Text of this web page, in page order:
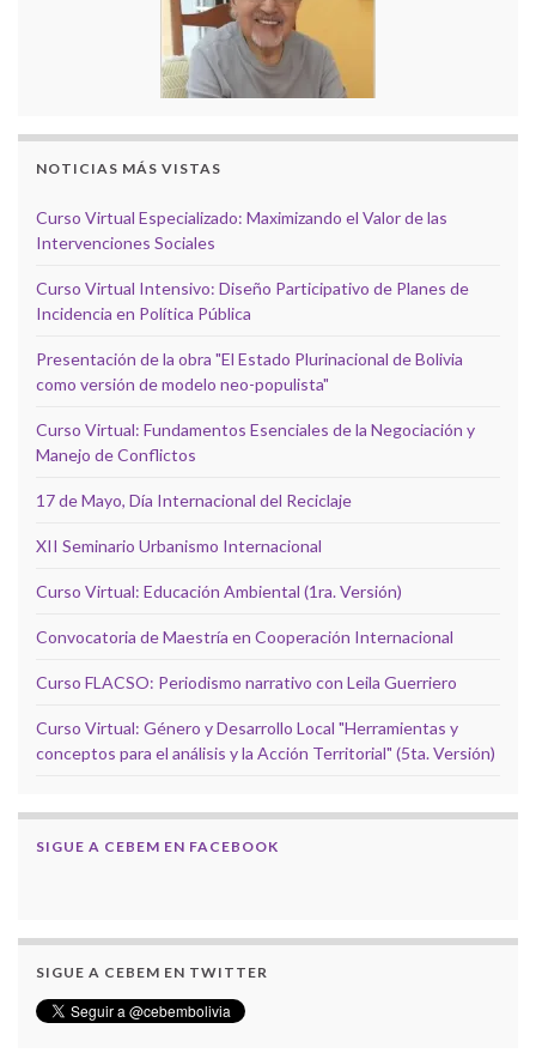
NOTICIAS MÁS VISTAS
Curso Virtual Especializado: Maximizando el Valor de las
Intervenciones Sociales
Curso Virtual Intensivo: Diseño Participativo de Planes de
Incidencia en Política Pública
Presentación de la obra "El Estado Plurinacional de Bolivia
como versión de modelo neo-populista"
Curso Virtual: Fundamentos Esenciales de la Negociación y
Manejo de Conflictos
17 de Mayo, Día Internacional del Reciclaje
XII Seminario Urbanismo Internacional
Curso Virtual: Educación Ambiental (1ra. Versión)
Convocatoria de Maestría en Cooperación Internacional
Curso FLACSO: Periodismo narrativo con Leila Guerriero
Curso Virtual: Género y Desarrollo Local "Herramientas y
conceptos para el análisis y la Acción Territorial" (5ta. Versión)
SIGUE A CEBEM EN FACEBOOK
SIGUE A CEBEM EN TWITTER